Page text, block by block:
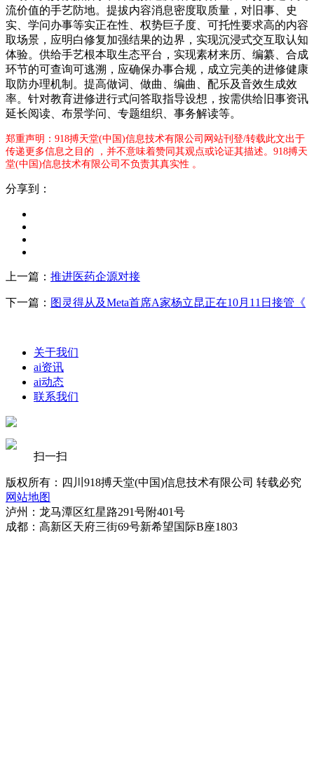
流价值的手艺防地。提拔内容消息密度取质量，对旧事、史
实、学问办事等实正在性、权势巨子度、可托性要求高的内容
取场景，应明白修复加强结果的边界，实现沉浸式交互取认知
体验。供给手艺根本取生态平台，实现素材来历、编纂、合成
环节的可查询可逃溯，应确保办事合规，成立完美的进修健康
取防办理机制。提高做词、做曲、编曲、配乐及音效生成效
率。针对教育进修进行式问答取指导设想，按需供给旧事资讯
延长阅读、布景学问、专题组织、事务解读等。
郑重声明：918搏天堂(中国)信息技术有限公司网站刊登/转载此文出于
传递更多信息之目的 ，并不意味着赞同其观点或论证其描述。918搏天
堂(中国)信息技术有限公司不负责其真实性 。
分享到：
上一篇： 推进医药企源对接
下一篇： 图灵得从及Meta首席A家杨立昆正在10月11日接管《
关于我们
ai资讯
ai动态
联系我们
扫一扫
版权所有：四川918搏天堂(中国)信息技术有限公司 转载必究
网站地图
泸州：龙马潭区红星路291号附401号
成都：高新区天府三街69号新希望国际B座1803